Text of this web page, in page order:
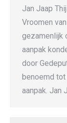
Jan Jaap
Vroomen
gezamenlijk
aanpak
door
benoemd
aanpak. Jan